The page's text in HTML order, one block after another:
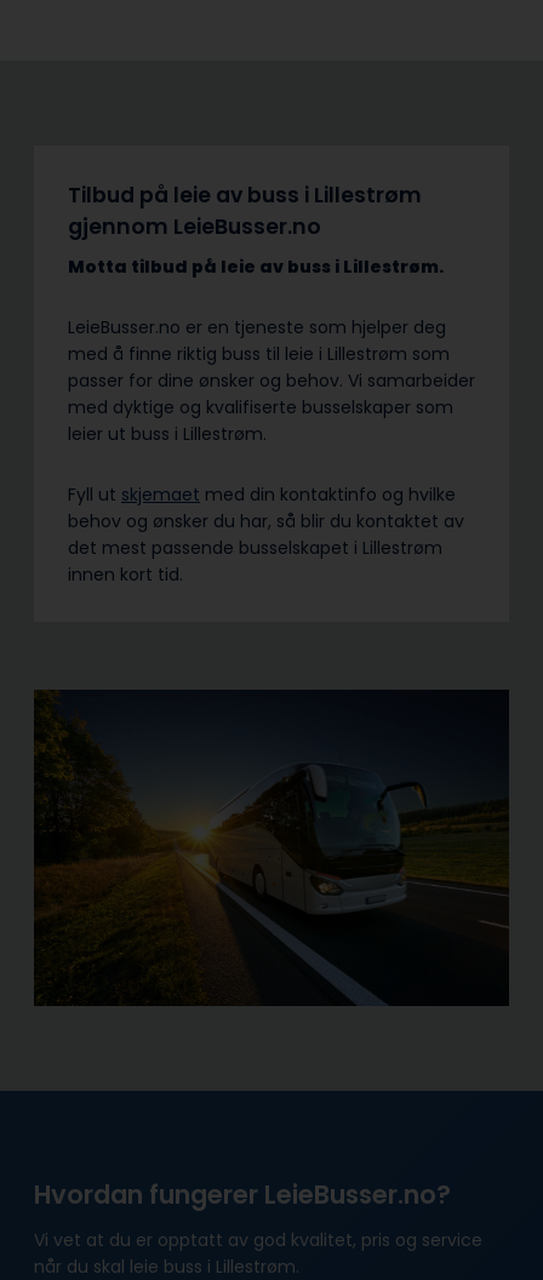
Tilbud på leie av buss i Lillestrøm
gjennom LeieBusser.no
Motta tilbud på leie av buss i Lillestrøm.
LeieBusser.no er en tjeneste som hjelper deg
med å finne riktig buss til leie i Lillestrøm som
passer for dine ønsker og behov. Vi samarbeider
med dyktige og kvalifiserte busselskaper som
leier ut buss i Lillestrøm.
Fyll ut skjemaet med din kontaktinfo og hvilke
behov og ønsker du har, så blir du kontaktet av
det mest passende busselskapet i Lillestrøm
innen kort tid.
Hvordan fungerer LeieBusser.no?
Vi vet at du er opptatt av god kvalitet, pris og service
når du skal leie buss i Lillestrøm.